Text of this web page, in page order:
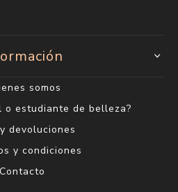
somos
o estudiante de belleza?
devoluciones
y condiciones
Contacto